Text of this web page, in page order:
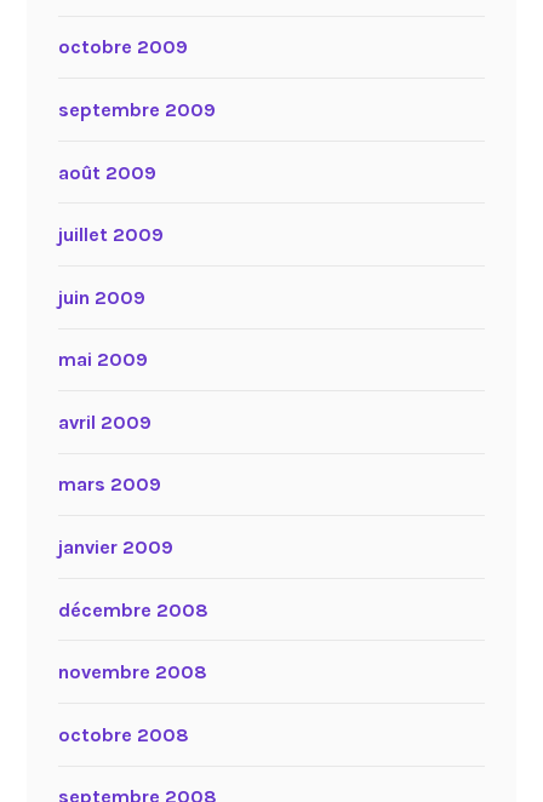
octobre 2009
septembre 2009
août 2009
juillet 2009
juin 2009
mai 2009
avril 2009
mars 2009
janvier 2009
décembre 2008
novembre 2008
octobre 2008
septembre 2008